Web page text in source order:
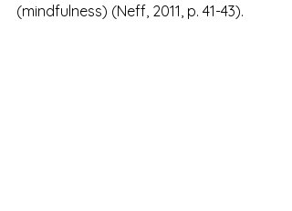
(mindfulness) (Neff, 2011, p. 41-43).